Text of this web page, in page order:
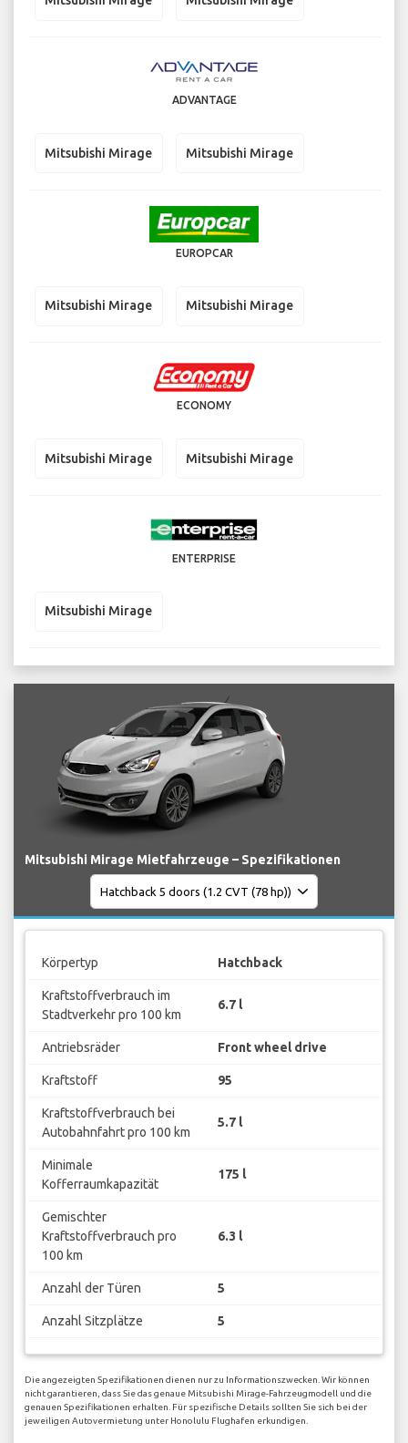
ADVANTAGE
Mitsubishi Mirage Mitsubishi Mirage
EUROPCAR
Mitsubishi Mirage Mitsubishi Mirage
ECONOMY
Mitsubishi Mirage Mitsubishi Mirage
ENTERPRISE
Mitsubishi Mirage
Mitsubishi Mirage Mietfahrzeuge – Spezifikationen
Körpertyp Hatchback
Kraftstoffverbrauch im
Stadtverkehr pro 100 km
6.7 l
Antriebsräder Front wheel drive
Kraftstoff 95
Kraftstoffverbrauch bei
Autobahnfahrt pro 100 km
5.7 l
Minimale
Kofferraumkapazität
175 l
Gemischter
Kraftstoffverbrauch pro
100 km
6.3 l
Anzahl der Türen 5
Anzahl Sitzplätze 5
Die angezeigten Spezifikationen dienen nur zu Informationszwecken. Wir können
nicht garantieren, dass Sie das genaue Mitsubishi Mirage-Fahrzeugmodell und die
genauen Spezifikationen erhalten. Für spezifische Details sollten Sie sich bei der
jeweiligen Autovermietung unter Honolulu Flughafen erkundigen.